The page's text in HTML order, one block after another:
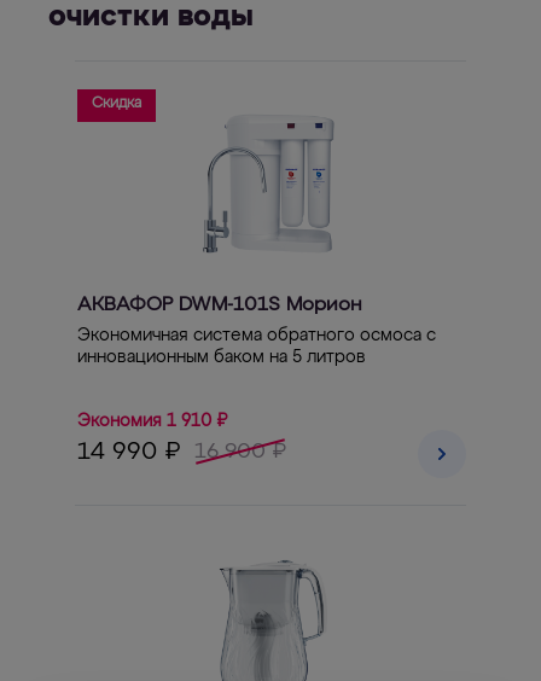
очистки воды
Скидка
АКВАФОР DWM-101S Морион
Экономичная система обратного осмоса с
инновационным баком на 5 литров
Экономия 1 910 ₽
14 990 ₽ 16 900 ₽